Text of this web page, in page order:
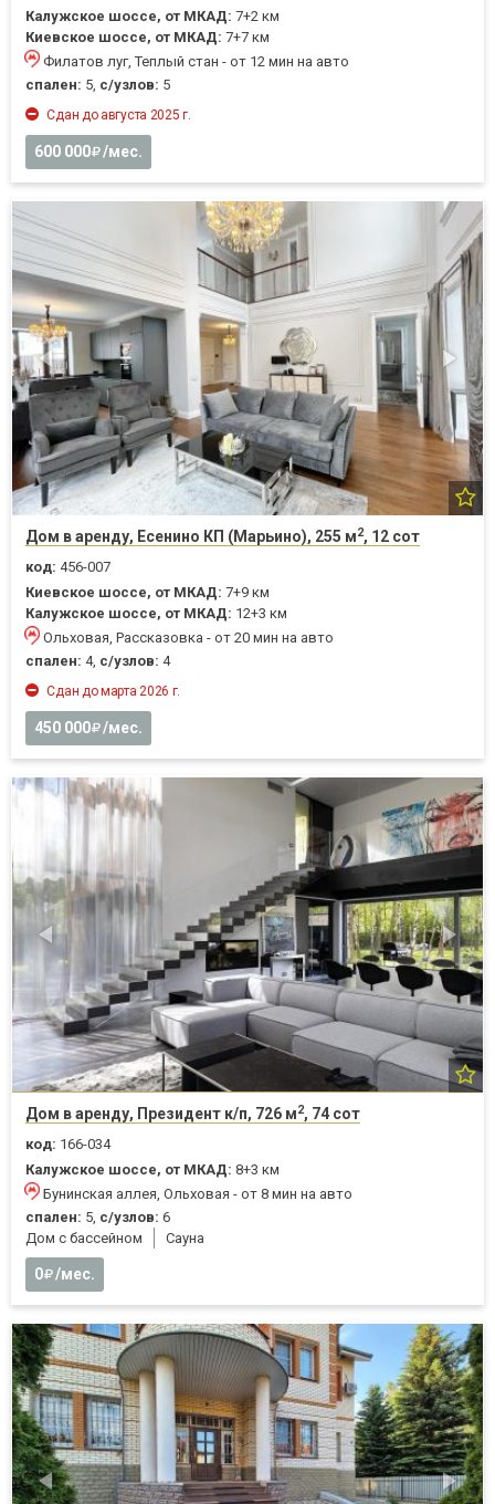
Калужское шоссе, от МКАД: 7+2 км
Киевское шоссе, от МКАД: 7+7 км
Филатов луг, Теплый стан - от 12 мин на авто
спален: 5, с/узлов: 5
Сдан до августа 2025 г.
600 000 /мес.
Дом в аренду, Есенино КП (Марьино), 255 м2, 12 сот
код: 456-007
Киевское шоссе, от МКАД: 7+9 км
Калужское шоссе, от МКАД: 12+3 км
Ольховая, Рассказовка - от 20 мин на авто
спален: 4, с/узлов: 4
Сдан до марта 2026 г.
450 000 /мес.
Дом в аренду, Президент к/п, 726 м2, 74 сот
код: 166-034
Калужское шоссе, от МКАД: 8+3 км
Бунинская аллея, Ольховая - от 8 мин на авто
спален: 5, с/узлов: 6
Дом с бассейном
Cауна
0 /мес.